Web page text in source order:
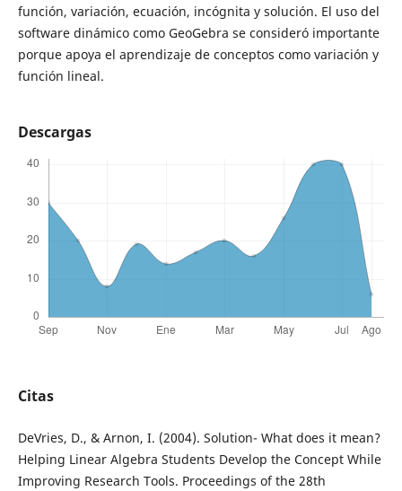
función, variación, ecuación, incógnita y solución. El uso del
software dinámico como GeoGebra se consideró importante
porque apoya el aprendizaje de conceptos como variación y
función lineal.
Descargas
Citas
DeVries, D., & Arnon, I. (2004). Solution- What does it mean?
Helping Linear Algebra Students Develop the Concept While
Improving Research Tools. Proceedings of the 28th